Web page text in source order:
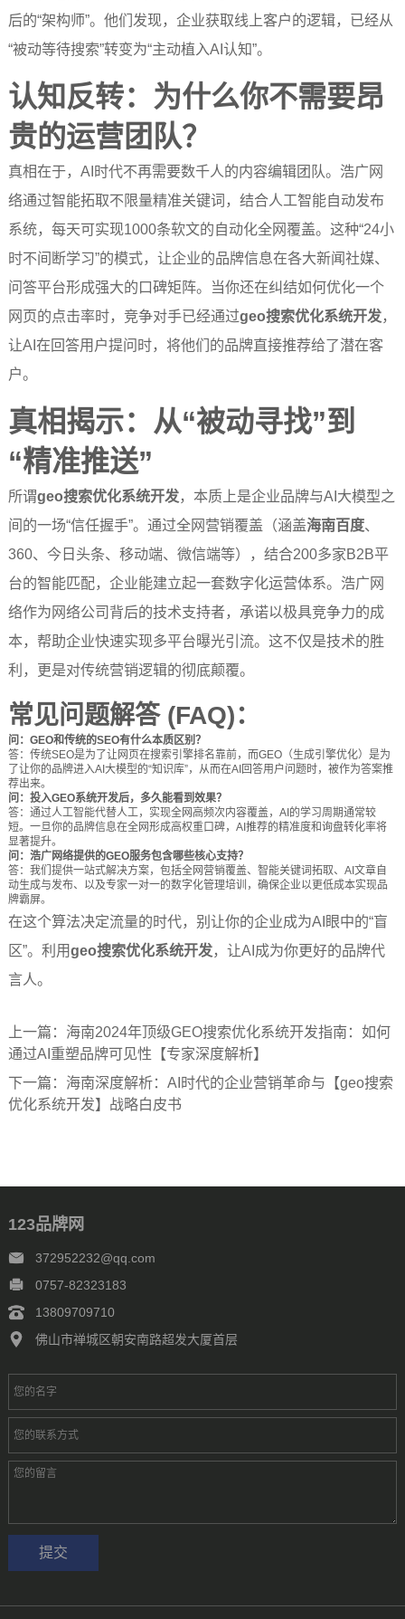
后的“架构师”。他们发现，企业获取线上客户的逻辑，已经从
“被动等待搜索”转变为“主动植入AI认知”。
认知反转：为什么你不需要昂
贵的运营团队？
真相在于，AI时代不再需要数千人的内容编辑团队。浩广网
络通过智能拓取不限量精准关键词，结合人工智能自动发布
系统，每天可实现1000条软文的自动化全网覆盖。这种“24小
时不间断学习”的模式，让企业的品牌信息在各大新闻社媒、
问答平台形成强大的口碑矩阵。当你还在纠结如何优化一个
网页的点击率时，竞争对手已经通过geo搜索优化系统开发，
让AI在回答用户提问时，将他们的品牌直接推荐给了潜在客
户。
真相揭示：从“被动寻找”到
“精准推送”
所谓geo搜索优化系统开发，本质上是企业品牌与AI大模型之
间的一场“信任握手”。通过全网营销覆盖（涵盖海南百度、
360、今日头条、移动端、微信端等），结合200多家B2B平
台的智能匹配，企业能建立起一套数字化运营体系。浩广网
络作为网络公司背后的技术支持者，承诺以极具竞争力的成
本，帮助企业快速实现多平台曝光引流。这不仅是技术的胜
利，更是对传统营销逻辑的彻底颠覆。
常见问题解答 (FAQ)：
问：GEO和传统的SEO有什么本质区别？
答：传统SEO是为了让网页在搜索引擎排名靠前，而GEO（生成引擎优化）是为
了让你的品牌进入AI大模型的“知识库”，从而在AI回答用户问题时，被作为答案推
荐出来。
问：投入GEO系统开发后，多久能看到效果？
答：通过人工智能代替人工，实现全网高频次内容覆盖，AI的学习周期通常较
短。一旦你的品牌信息在全网形成高权重口碑，AI推荐的精准度和询盘转化率将
显著提升。
问：浩广网络提供的GEO服务包含哪些核心支持？
答：我们提供一站式解决方案，包括全网营销覆盖、智能关键词拓取、AI文章自
动生成与发布、以及专家一对一的数字化管理培训，确保企业以更低成本实现品
牌霸屏。
在这个算法决定流量的时代，别让你的企业成为AI眼中的“盲
区”。利用geo搜索优化系统开发，让AI成为你更好的品牌代
言人。
上一篇： 海南2024年顶级GEO搜索优化系统开发指南：如何
通过AI重塑品牌可见性【专家深度解析】
下一篇： 海南深度解析：AI时代的企业营销革命与【geo搜索
优化系统开发】战略白皮书
123品牌网
372952232@qq.com
0757-82323183
13809709710
佛山市禅城区朝安南路超发大厦首层